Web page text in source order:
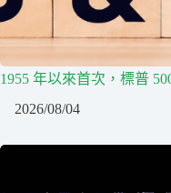
1955 年以來首次，標普
2026/08/04